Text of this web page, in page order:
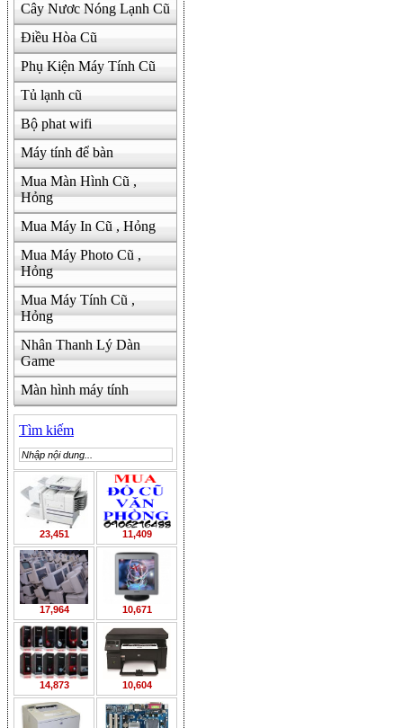
Cây Nươc Nóng Lạnh Cũ
Điều Hòa Cũ
Phụ Kiện Máy Tính Cũ
Tủ lạnh cũ
Bộ phat wifi
Máy tính để bàn
Mua Màn Hình Cũ ,
Hỏng
Mua Máy In Cũ , Hỏng
Mua Máy Photo Cũ ,
Hỏng
Mua Máy Tính Cũ ,
Hỏng
Nhân Thanh Lý Dàn
Game
Màn hình máy tính
Tìm kiếm
23,451 11,409
17,964 10,671
14,873 10,604